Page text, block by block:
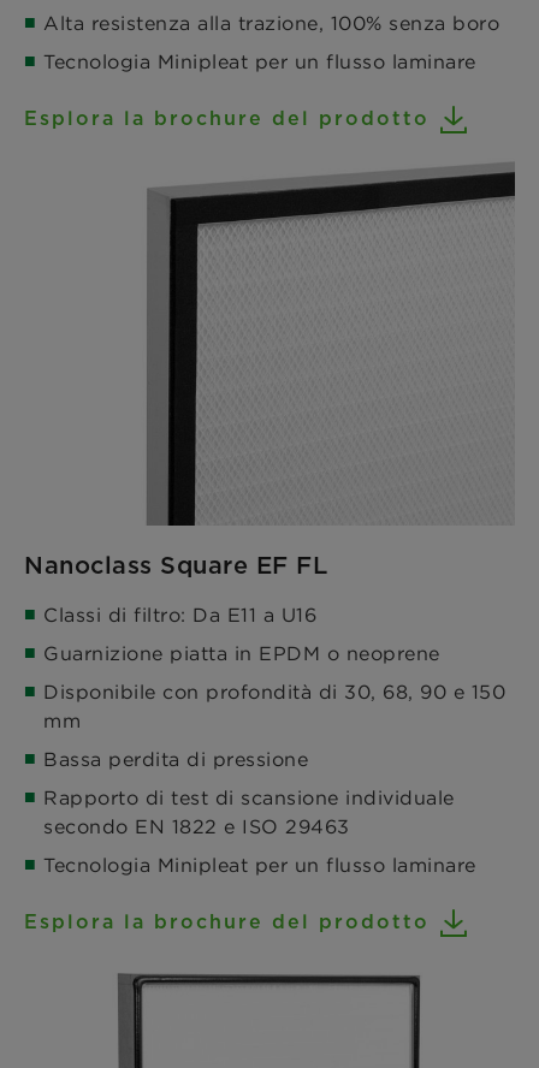
Alta resistenza alla trazione, 100% senza boro
Tecnologia Minipleat per un flusso laminare
Esplora la brochure del prodotto
Nanoclass Square EF FL
Classi di filtro: Da E11 a U16
Guarnizione piatta in EPDM o neoprene
Disponibile con profondità di 30, 68, 90 e 150
mm
Bassa perdita di pressione
Rapporto di test di scansione individuale
secondo EN 1822 e ISO 29463
Tecnologia Minipleat per un flusso laminare
Esplora la brochure del prodotto